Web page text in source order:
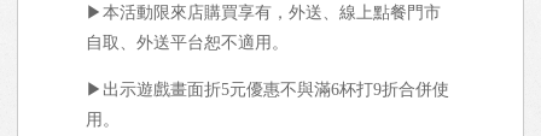
▶本活動限來店購買享有，外送、線上點餐門市
自取、外送平台恕不適用。
▶出示遊戲畫面折5元優惠不與滿6杯打9折合併使
用。